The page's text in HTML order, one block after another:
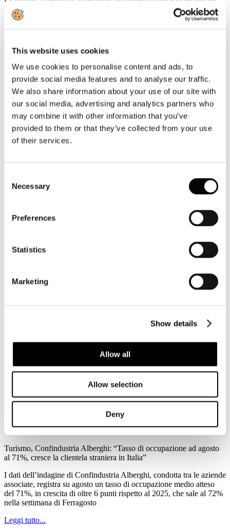
This website uses cookies
We use cookies to personalise content and ads, to
provide social media features and to analyse our traffic.
We also share information about your use of our site with
our social media, advertising and analytics partners who
may combine it with other information that you’ve
provided to them or that they’ve collected from your use
of their services.
Selection
Necessary
Preferences
Statistics
Marketing
Show details
Allow all
Allow selection
Deny
della UIC
organizzazione internazionale che riunisce le ferrovie e i principali
stakeholder del settore ferroviario a livello mondiale.
Leggi tutto...
Agosto
2026
News 2026
ROTTA SUL 66°SALONE NAUTICO INTERNAZIONALE:
Con l'apertura del ticketing online entra nel vivo il percorso di
avvicinamento al 66° Salone Nautico Internazionale, in programma
Leggi tutto...
2026
Federalismo fiscale: a rischio i servizi del trasporto pubblico. Agens,
Anav e Asstra: “Servono correttivi che assicurino il finanziamento al
associazioni che in Italia rappresentano le aziende del trasporto
del ddl sul federalismo fiscale regionale: “C’è la reale possibilità che
l'attuale impianto normativo metta a repentaglio l'equilibrio
economico-finanziario del Trasporto Pubblico Locale e
l'adeguatezza dei servizi su scala nazionale.
Turismo, Confindustria Alberghi: “Tasso di occupazione ad agosto
al 71%, cresce la clientela straniera in Italia”
I dati dell’indagine di Confindustria Alberghi, condotta tra le aziende
associate, registra su agosto un tasso di occupazione medio atteso
del 71%, in crescita di oltre 6 punti rispetto al 2025, che sale al 72%
nella settimana di Ferragosto
Leggi tutto...